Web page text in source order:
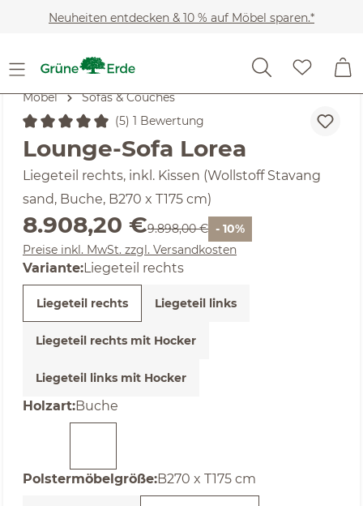
Zum Hauptinhalt springen
Neuheiten entdecken & 10 % auf Möbel sparen.*
Möbel Sofas & Couches
Durchschnittliche Bewertung von 5 von 5 Sternen
(5) 1 Bewertung
Lounge-Sofa Lorea
Liegeteil rechts, inkl. Kissen (Wollstoff Stavang
sand, Buche, B270 x T175 cm)
Verkaufspreis:
8.908,20 €Regulärer Preis:
9.898,00 € - 10%
Preise inkl. MwSt. zzgl. Versandkosten
Variante:Liegeteil rechts
Liegeteil rechts Liegeteil links
Liegeteil rechts mit Hocker
Liegeteil links mit Hocker
Holzartauswählen
:Buche
Polstermöbelgrößeauswählen
:B270 x T175 cm